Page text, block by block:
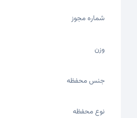
شماره مجوز
وزن
جنس محفظه
نوع محفظه